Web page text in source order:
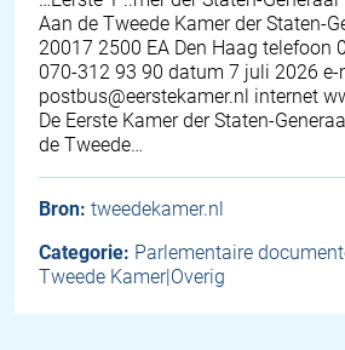
Aan de Tweede Kamer der Staten-
20017 2500 EA Den Haag telefoon
070-312 93 90 datum 7 juli 2026 e-
postbus@eerstekamer.nl internet
De Eerste Kamer der Staten-
de Tweede…
Bron: tweedekamer.nl
Categorie: Parlementaire
Tweede Kamer|Overig